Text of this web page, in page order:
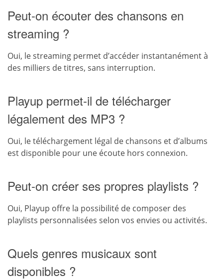
Peut-on écouter des chansons en
streaming ?
Oui, le streaming permet d’accéder instantanément à
des milliers de titres, sans interruption.
Playup permet-il de télécharger
légalement des MP3 ?
Oui, le téléchargement légal de chansons et d’albums
est disponible pour une écoute hors connexion.
Peut-on créer ses propres playlists ?
Oui, Playup offre la possibilité de composer des
playlists personnalisées selon vos envies ou activités.
Quels genres musicaux sont
disponibles ?